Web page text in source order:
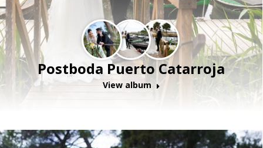
Postboda Puerto Catarroja
View album